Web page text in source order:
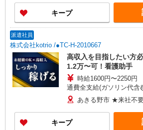
キープ
派遣社員
株式会社kotrio /●TC-H-2010667
高収入を目指したい方
1.2万〜可！看護助手
時給1600円〜2250円
通費全支給(ガソリン代含
あきる野市 ★来社不
キープ